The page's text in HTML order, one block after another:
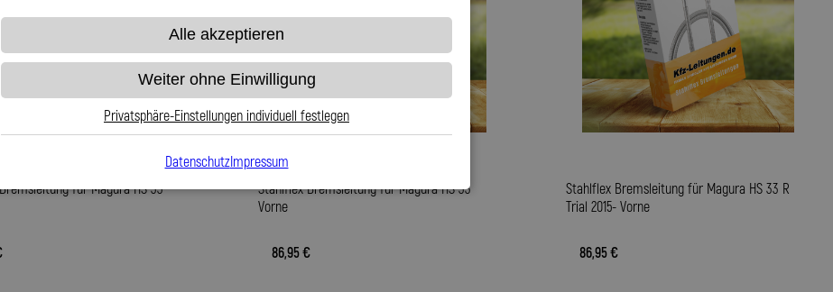
für Magura HS 33
Stahlflex Bremsleitung für Magura HS 33
Vorne
86,95 €
Stahlflex Bremsleitung für Magura HS 33 R
Trial 2015- Vorne
86,95 €
Alle akzeptieren
Weiter ohne Einwilligung
Privatsphäre-Einstellungen individuell festlegen
DatenschutzImpressum